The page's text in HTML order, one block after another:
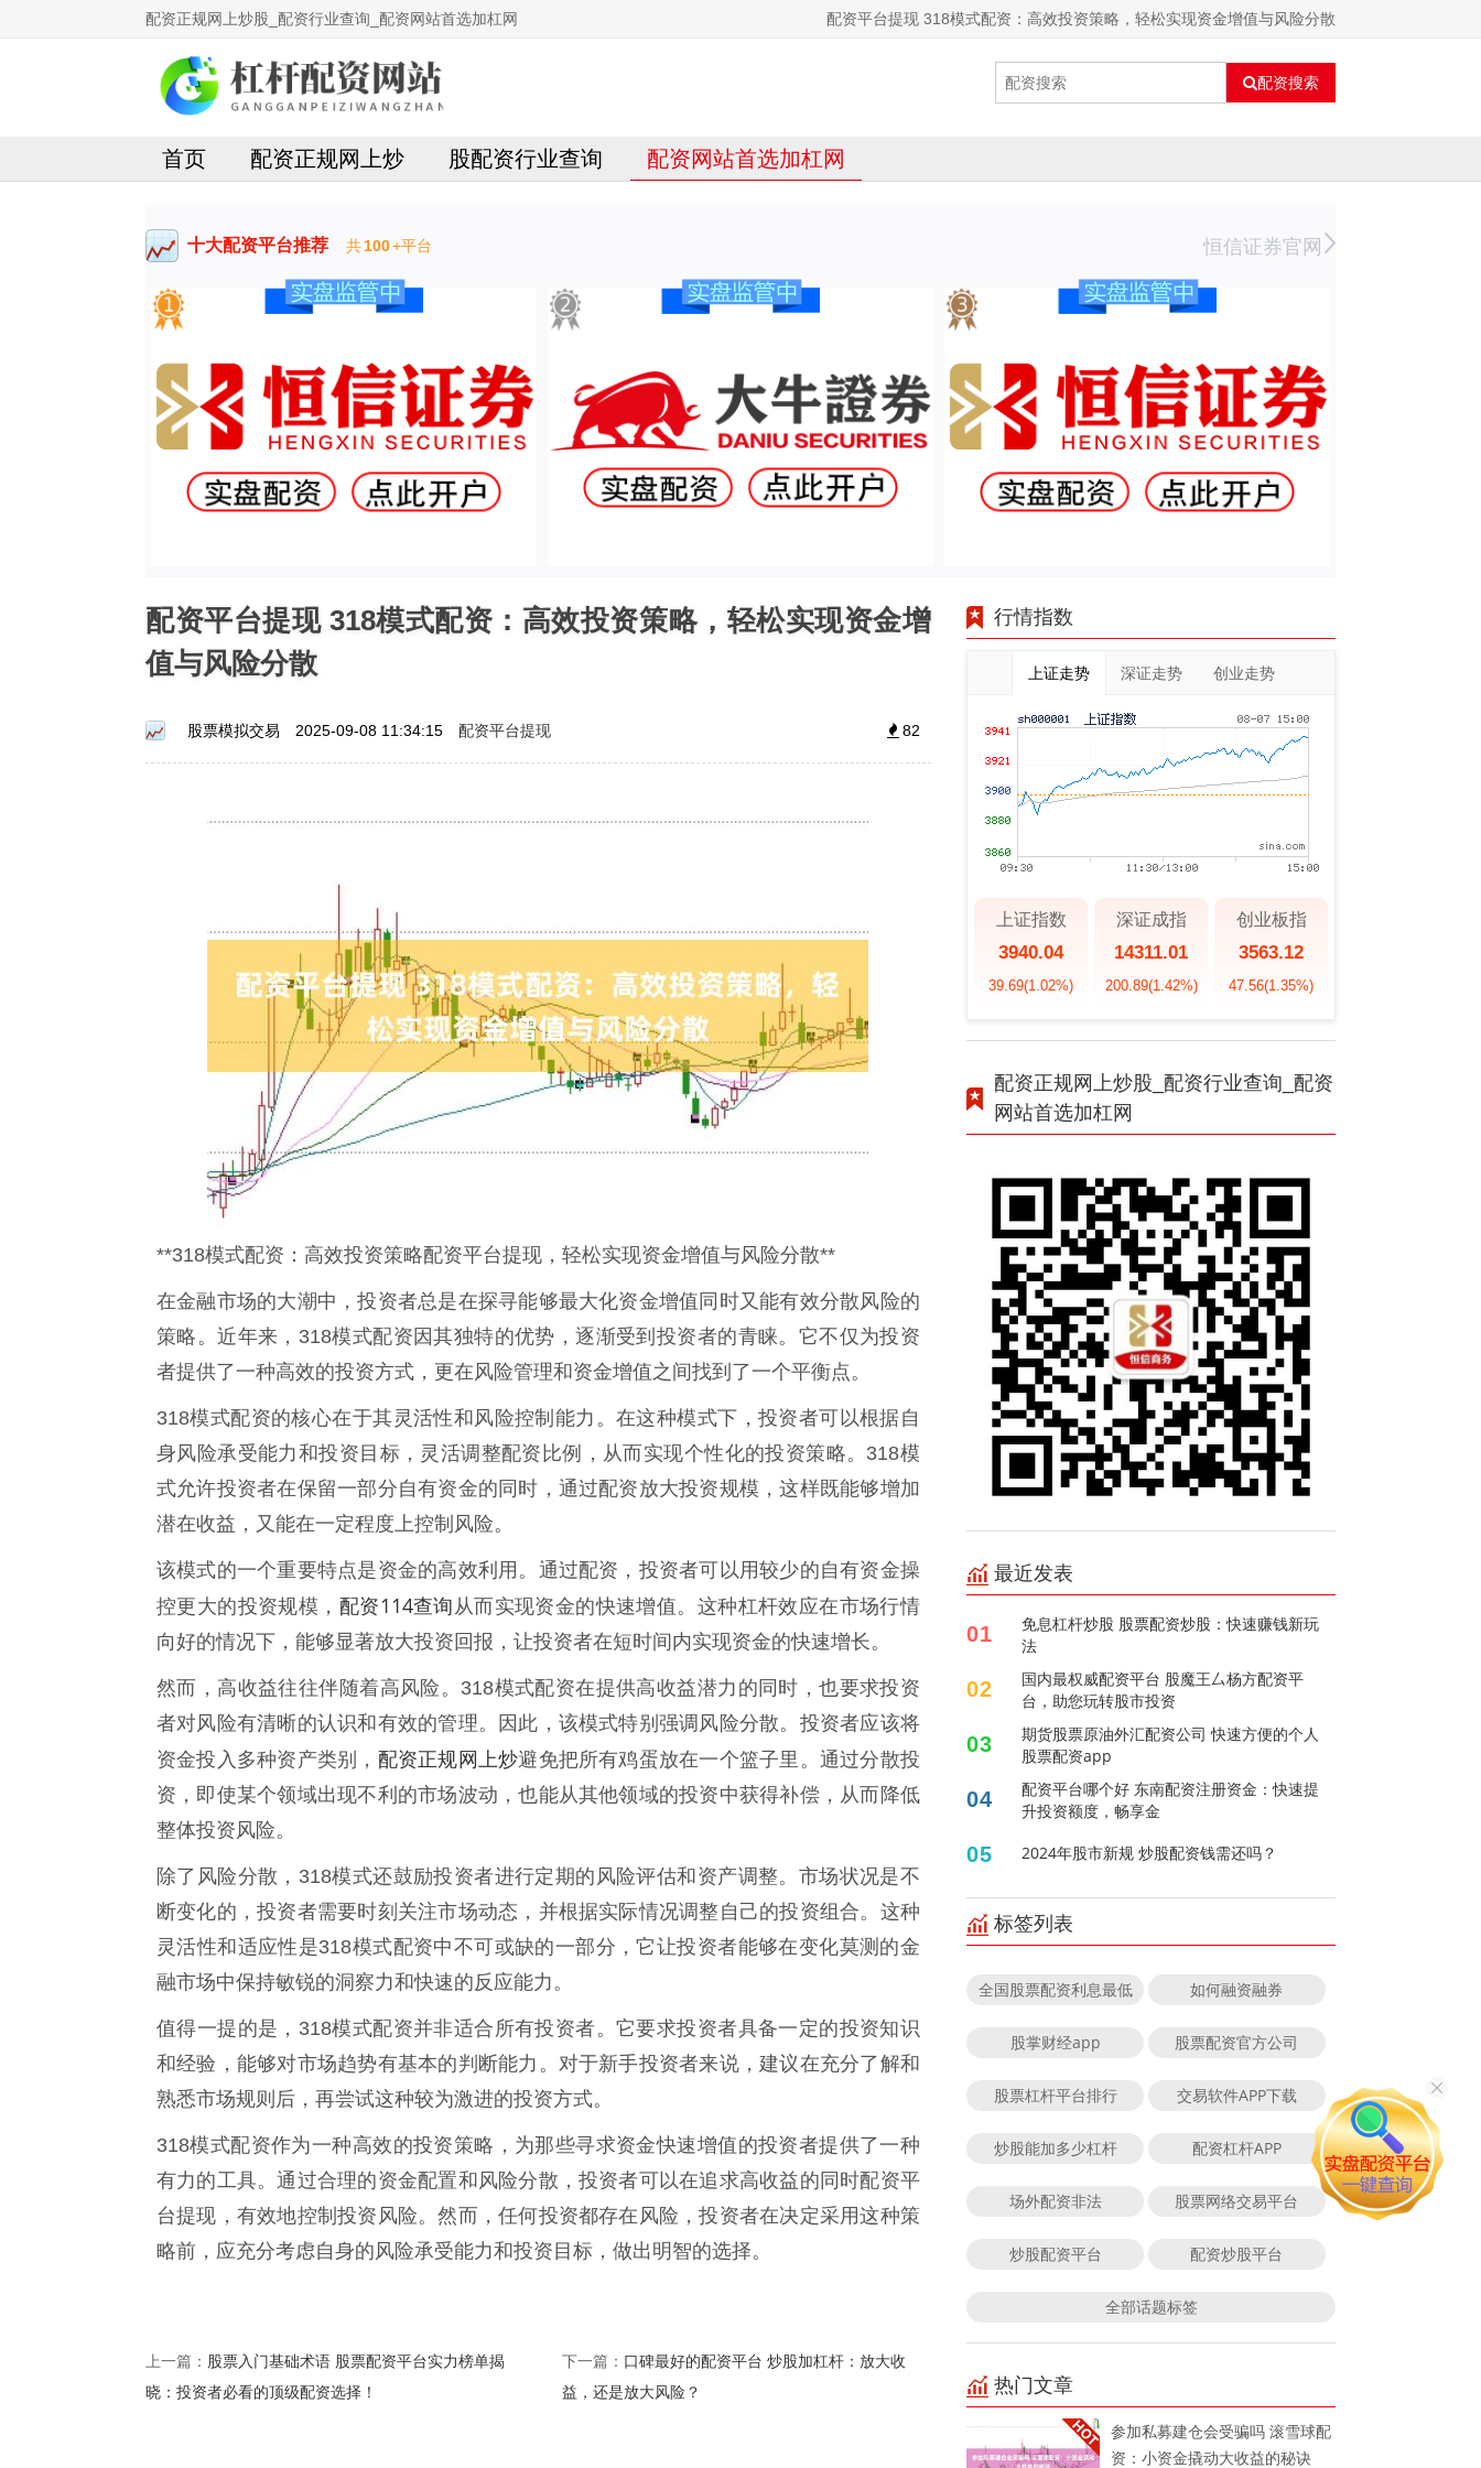
配资正规网上炒股_配资行业查询_配资网站首选加杠网 配资平台提现 318模式配资：高效投资策略，轻松实现资金增值与风险分散
配资搜索
首页 配资正规网上炒 股配资行业查询 配资网站首选加杠网
十大配资平台推荐 共100+平台 恒信证券官网
配资平台提现 318模式配资：高效投资策略，轻松实现资金增
值与风险分散
股票模拟交易 2025-09-08 11:34:15 配资平台提现 82
**318模式配资：高效投资策略配资平台提现，轻松实现资金增值与风险分散**
在金融市场的大潮中，投资者总是在探寻能够最大化资金增值同时又能有效分散风险的
策略。近年来，318模式配资因其独特的优势，逐渐受到投资者的青睐。它不仅为投资
者提供了一种高效的投资方式，更在风险管理和资金增值之间找到了一个平衡点。
318模式配资的核心在于其灵活性和风险控制能力。在这种模式下，投资者可以根据自
身风险承受能力和投资目标，灵活调整配资比例，从而实现个性化的投资策略。318模
式允许投资者在保留一部分自有资金的同时，通过配资放大投资规模，这样既能够增加
潜在收益，又能在一定程度上控制风险。
该模式的一个重要特点是资金的高效利用。通过配资，投资者可以用较少的自有资金操
控更大的投资规模， 配资114查询 从而实现资金的快速增值。这种杠杆效应在市场行情
向好的情况下，能够显著放大投资回报，让投资者在短时间内实现资金的快速增长。
然而，高收益往往伴随着高风险。318模式配资在提供高收益潜力的同时，也要求投资
者对风险有清晰的认识和有效的管理。因此，该模式特别强调风险分散。投资者应该将
资金投入多种资产类别， 配资正规网上炒避免把所有鸡蛋放在一个篮子里。通过分散投
资，即使某个领域出现不利的市场波动，也能从其他领域的投资中获得补偿，从而降低
整体投资风险。
除了风险分散，318模式还鼓励投资者进行定期的风险评估和资产调整。市场状况是不
断变化的，投资者需要时刻关注市场动态，并根据实际情况调整自己的投资组合。这种
灵活性和适应性是318模式配资中不可或缺的一部分，它让投资者能够在变化莫测的金
融市场中保持敏锐的洞察力和快速的反应能力。
值得一提的是，318模式配资并非适合所有投资者。它要求投资者具备一定的投资知识
和经验，能够对市场趋势有基本的判断能力。对于新手投资者来说，建议在充分了解和
熟悉市场规则后，再尝试这种较为激进的投资方式。
318模式配资作为一种高效的投资策略，为那些寻求资金快速增值的投资者提供了一种
有力的工具。通过合理的资金配置和风险分散，投资者可以在追求高收益的同时配资平
台提现，有效地控制投资风险。然而，任何投资都存在风险，投资者在决定采用这种策
略前，应充分考虑自身的风险承受能力和投资目标，做出明智的选择。
上一篇： 股票入门基础术语 股票配资平台实力榜单揭
晓：投资者必看的顶级配资选择！
下一篇： 口碑最好的配资平台 炒股加杠杆：放大收
益，还是放大风险？
行情指数
上证走势 深证走势 创业走势
上证指数
3940.04
39.69(1.02%)
深证成指
14311.01
200.89(1.42%)
创业板指
3563.12
47.56(1.35%)
配资正规网上炒股_配资行业查询_配资
网站首选加杠网
最近发表
01
免息杠杆炒股 股票配资炒股：快速赚钱新玩
法
02
国内最权威配资平台 股魔王厶杨方配资平
台，助您玩转股市投资
03
期货股票原油外汇配资公司 快速方便的个人
股票配资app
04
配资平台哪个好 东南配资注册资金：快速提
升投资额度，畅享金
05 2024年股市新规 炒股配资钱需还吗？
标签列表
全国股票配资利息最低 如何融资融券
股掌财经app 股票配资官方公司
股票杠杆平台排行 交易软件APP下载
炒股能加多少杠杆 配资杠杆APP
场外配资非法 股票网络交易平台
炒股配资平台 配资炒股平台
全部话题标签
热门文章
参加私募建仓会受骗吗 滚雪球配
资：小资金撬动大收益的秘诀